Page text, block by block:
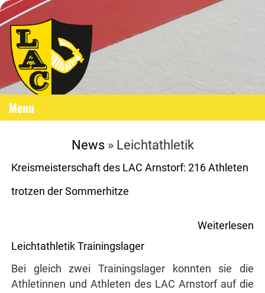
Menu
News» Leichtathletik
Kreismeisterschaft des LAC Arnstorf: 216 Athleten
trotzen der Sommerhitze
Weiterlesen
Leichtathletik Trainingslager
Bei gleich zwei Trainingslager konnten sie die
Athletinnen und Athleten des LAC Arnstorf auf die